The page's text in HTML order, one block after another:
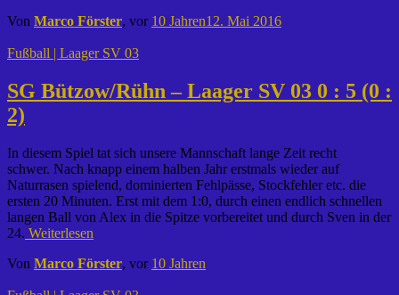
Von Marco Förster, vor 10 Jahren12. Mai 2016
Fußball | Laager SV 03
SG Bützow/Rühn – Laager SV 03 0 : 5 (0 :
2)
In diesem Spiel tat sich unsere Mannschaft lange Zeit recht
schwer. Nach knapp einem halben Jahr erstmals wieder auf
Naturrasen spielend, dominierten Fehlpässe, Stockfehler etc. die
ersten 20 Minuten. Erst mit dem 1:0, durch einen endlich schnellen
langen Ball von Alex in die Spitze vorbereitet und durch Sven in der
24. Weiterlesen
Von Marco Förster, vor 10 Jahren